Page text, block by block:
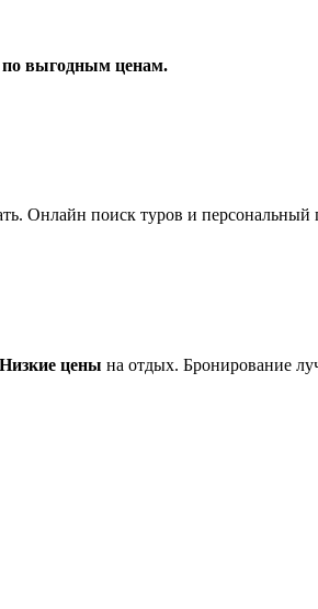
по выгодным ценам.
Онлайн поиск туров и персональный
Низкие цены на отдых. Бронирование